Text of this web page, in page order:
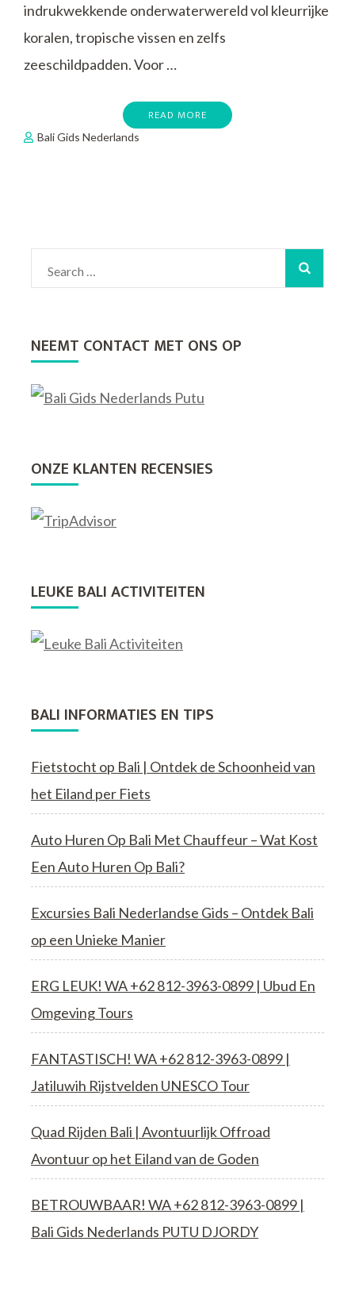
indrukwekkende onderwaterwereld vol kleurrijke
koralen, tropische vissen en zelfs
zeeschildpadden. Voor …
READ MORE
Bali Gids Nederlands
Search
NEEMT CONTACT MET ONS OP
ONZE KLANTEN RECENSIES
LEUKE BALI ACTIVITEITEN
BALI INFORMATIES EN TIPS
Fietstocht op Bali | Ontdek de Schoonheid van
het Eiland per Fiets
Auto Huren Op Bali Met Chauffeur – Wat Kost
Een Auto Huren Op Bali?
Excursies Bali Nederlandse Gids – Ontdek Bali
op een Unieke Manier
ERG LEUK! WA +62 812-3963-0899 | Ubud En
Omgeving Tours
FANTASTISCH! WA +62 812-3963-0899 |
Jatiluwih Rijstvelden UNESCO Tour
Quad Rijden Bali | Avontuurlijk Offroad
Avontuur op het Eiland van de Goden
BETROUWBAAR! WA +62 812-3963-0899 |
Bali Gids Nederlands PUTU DJORDY